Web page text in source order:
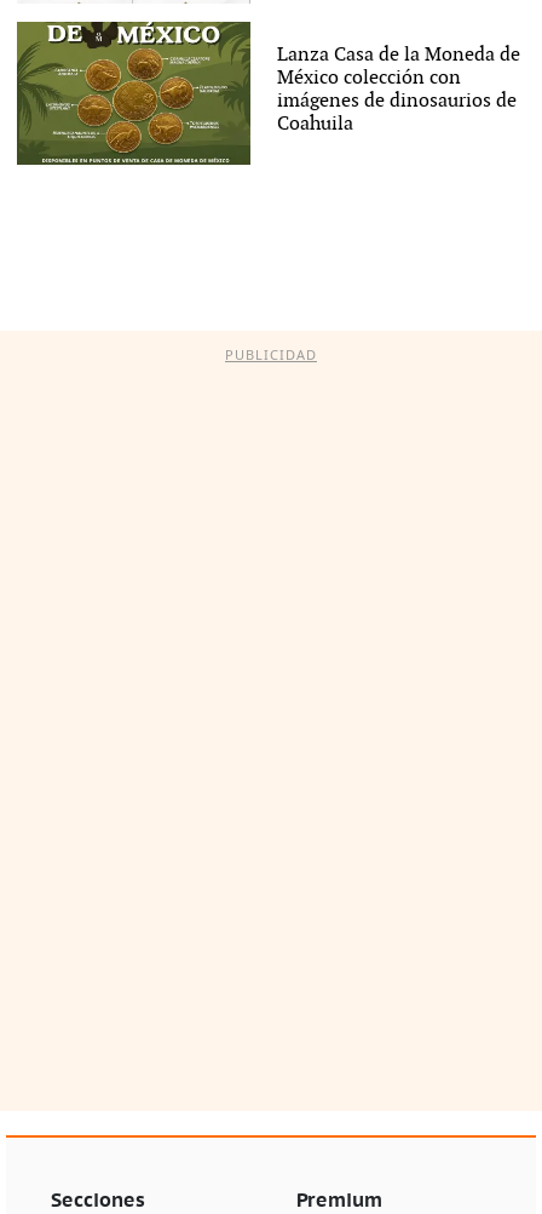
Lanza Casa de la Moneda de
México colección con
imágenes de dinosaurios de
Coahuila
PUBLICIDAD
Secciones Premium